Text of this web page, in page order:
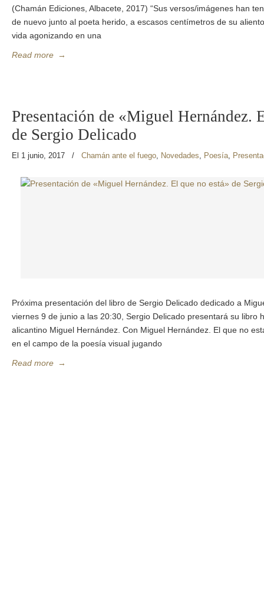
(Chamán Ediciones, Albacete, 2017) “Sus versos/imágenes han
de nuevo junto al poeta herido, a escasos centímetros de su
vida agonizando en una
Read more →
Presentación de «Miguel Hernández.
de Sergio Delicado
El 1 junio, 2017 / Chamán ante el fuego, Novedades, Poesía,
Próxima presentación del libro de Sergio Delicado dedicado a
viernes 9 de junio a las 20:30, Sergio Delicado presentará su libro
alicantino Miguel Hernández. Con Miguel Hernández. El que no
en el campo de la poesía visual jugando
Read more →